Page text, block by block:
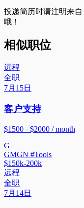
投递简历时请注明来自
哦！
相似职位
远程
全职
7月15日
客户支持
$1500 - $2000 / month
G
GMGN #Tools
$150k-200k
远程
全职
7月14日